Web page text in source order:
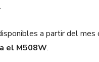
.
a partir del mes
el M508W.